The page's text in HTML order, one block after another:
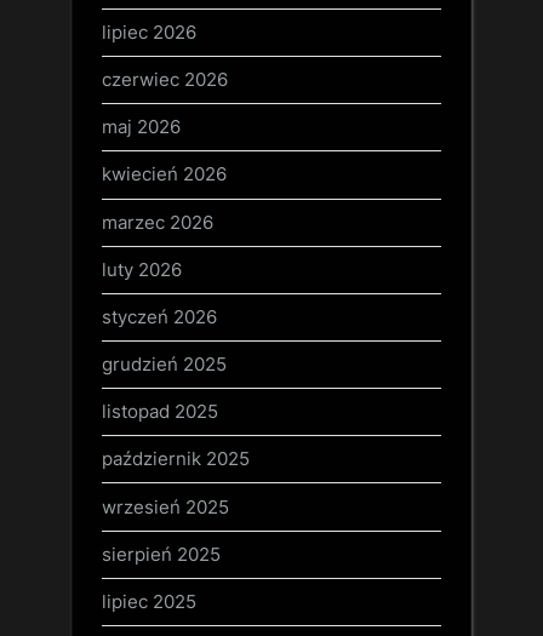
lipiec 2026
czerwiec 2026
maj 2026
kwiecień 2026
marzec 2026
luty 2026
styczeń 2026
grudzień 2025
listopad 2025
październik 2025
wrzesień 2025
sierpień 2025
lipiec 2025